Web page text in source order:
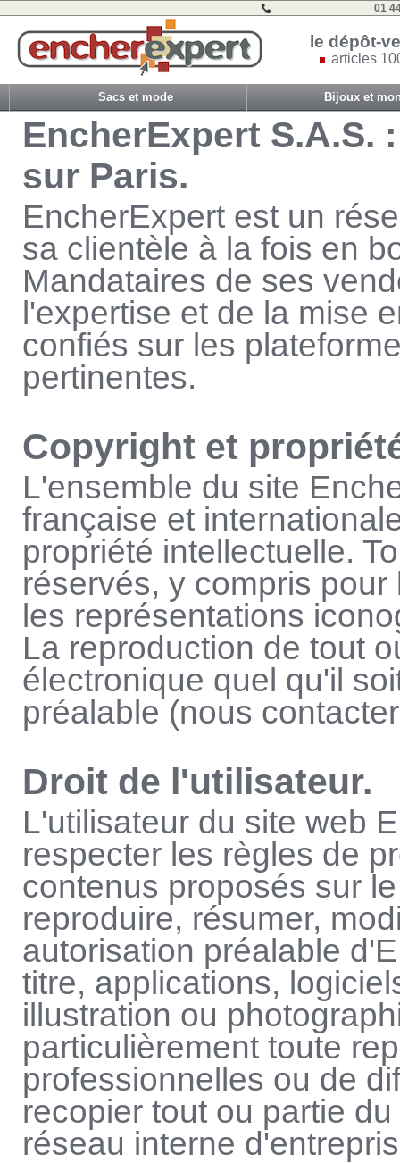
01
le dépôt-
articles
Sacs et mode Bijoux et
EncherExpert S.A.S.
sur Paris.
EncherExpert est un
sa clientèle à la fois en
Mandataires de ses
l'expertise et de la mise
confiés sur les
pertinentes.
Copyright et
L'ensemble du site
française et
propriété intellectuelle.
réservés, y compris
les représentations
La reproduction de tout
électronique quel qu'il
préalable (nous
Droit de l'utilisateur.
L'utilisateur du site web
respecter les règles de
contenus proposés sur
reproduire, résumer,
autorisation préalable
titre, applications,
illustration ou
particulièrement toute
professionnelles ou de
recopier tout ou partie
réseau interne